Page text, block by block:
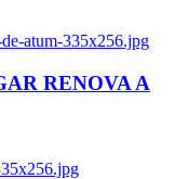
atum-335x256.jpg
RENOVA A